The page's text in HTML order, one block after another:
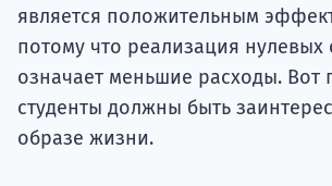
является положительным
потому что реализация нулевых
означает меньшие расходы. Вот
студенты должны быть
образе жизни.